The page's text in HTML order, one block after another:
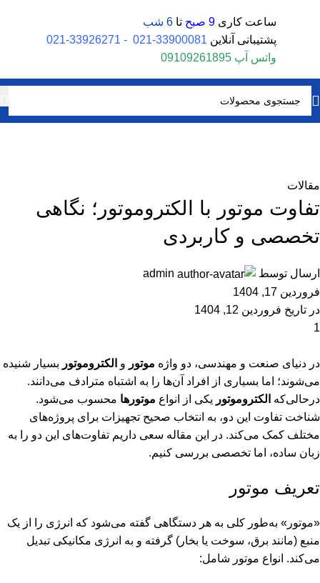
ساعت کاری 9 صبح تا 6 شب
پشتیبانی آنلاین 33900081-021
-
33926271-021
واتس آپ 09109261895
مقالات
تفاوت موتور با الکتروموتور؛ نگاهی
تخصصی و کاربردی
ارسال توسط
admin
فروردین 17, 1404
در تاریخ فروردین 12, 1404
1
در دنیای صنعت و مهندسی، دو واژه موتور و الکتروموتور بسیار شنیده
می‌شوند؛ اما بسیاری از افراد آن‌ها را به اشتباه مترادف می‌دانند.
درحالی‌که الکتروموتور یکی از انواع موتورها محسوب می‌شود.
شناخت تفاوت این دو، به انتخاب صحیح تجهیزات برای پروژه‌های
مختلف کمک می‌کند. در این مقاله سعی داریم تفاوت‌های این دو را به
زبان ساده، اما تخصصی بررسی کنیم.
تعریف موتور
«موتور» به‌طور کلی به هر دستگاهی گفته می‌شود که انرژی را از یک
منبع (مانند برق، سوخت یا بخار) گرفته و به انرژی مکانیکی تبدیل
می‌کند. انواع موتور شامل: